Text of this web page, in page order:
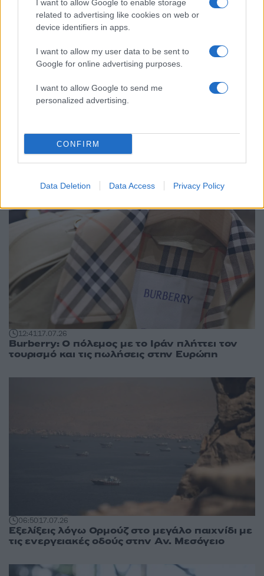
I want to allow Google to enable storage
related to advertising like cookies on web or
device identifiers in apps.
I want to allow my user data to be sent to
Google for online advertising purposes.
I want to allow Google to send me
personalized advertising.
CONFIRM
Data Deletion Data Access Privacy Policy
ηλεκτρικά οχήματα και αποθήκευση ενέργειας
12:4117.07.26
Burberry: Ο πόλεμος με το Ιράν πλήττει τον
τουρισμό και τις πωλήσεις στην Ευρώπη
06:5017.07.26
Εξελίξεις λόγω Ορμούζ στο μεγάλο παιχνίδι με
τις ενεργειακές οδούς στην Αν. Μεσόγειο